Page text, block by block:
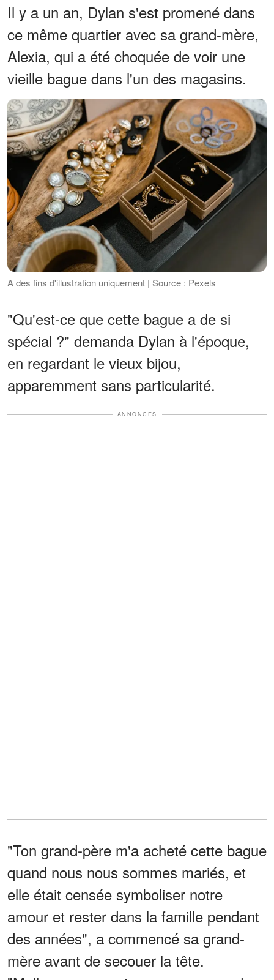
Il y a un an, Dylan s'est promené dans
ce même quartier avec sa grand-mère,
Alexia, qui a été choquée de voir une
vieille bague dans l'un des magasins.
A des fins d'illustration uniquement | Source : Pexels
"Qu'est-ce que cette bague a de si
spécial ?" demanda Dylan à l'époque,
en regardant le vieux bijou,
apparemment sans particularité.
ANNONCES
"Ton grand-père m'a acheté cette bague
quand nous nous sommes mariés, et
elle était censée symboliser notre
amour et rester dans la famille pendant
des années", a commencé sa grand-
mère avant de secouer la tête.